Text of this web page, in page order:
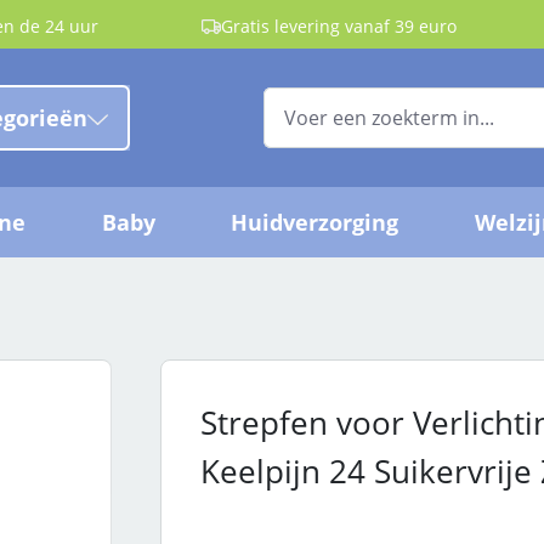
de 24 uur Gratis levering vanaf 39 euro
Baby Huidverzorging
Strepfen voor
Keelpijn 24